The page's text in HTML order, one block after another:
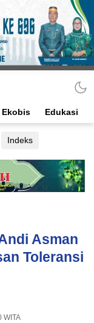
Ekobis Edukasi
Indeks
Asman
Toleransi
WITA